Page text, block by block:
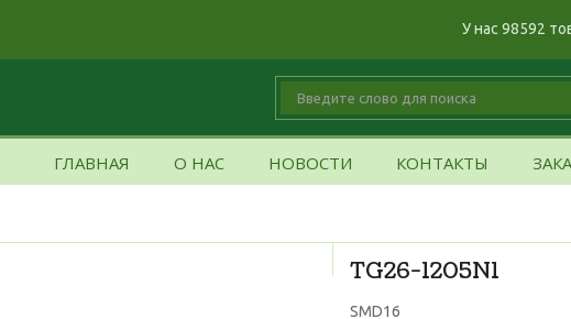
У нас 98592
ГЛАВНАЯ О НАС НОВОСТИ КОНТАКТЫ
TG26-1205N1
SMD16